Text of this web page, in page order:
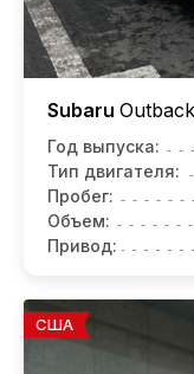
Subaru Outback
Год выпуска:
Тип двигателя:
Пробег:
Объем:
Привод:
США